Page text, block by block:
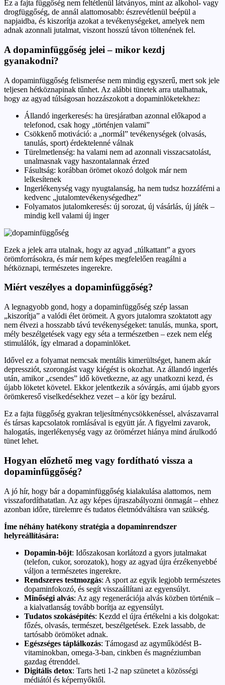
Ez a fajta függőség nem feltétlenül látványos, mint az alkohol- vagy
drogfüggőség, de annál alattomosabb: észrevétlenül beépül a
napjaidba, és kiszorítja azokat a tevékenységeket, amelyek nem
adnak azonnali jutalmat, viszont hosszú távon töltenének fel.
A dopaminfüggőség jelei – mikor kezdj
gyanakodni?
A dopaminfüggőség felismerése nem mindig egyszerű, mert sok jele
teljesen hétköznapinak tűnhet. Az alábbi tünetek arra utalhatnak,
hogy az agyad túlságosan hozzászokott a dopaminlöketekhez:
Állandó ingerkeresés: ha üresjáratban azonnal előkapod a
telefonod, csak hogy „történjen valami”
Csökkenő motiváció: a „normál” tevékenységek (olvasás,
tanulás, sport) érdektelenné válnak
Türelmetlenség: ha valami nem ad azonnali visszacsatolást,
unalmasnak vagy haszontalannak érzed
Fásultság: korábban örömet okozó dolgok már nem
lelkesítenek
Ingerlékenység vagy nyugtalanság, ha nem tudsz hozzáférni a
kedvenc „jutalomtevékenységedhez”
Folyamatos jutalomkeresés: új sorozat, új vásárlás, új játék –
mindig kell valami új inger
Ezek a jelek arra utalnak, hogy az agyad „túlkattant” a gyors
örömforrásokra, és már nem képes megfelelően reagálni a
hétköznapi, természetes ingerekre.
Miért veszélyes a dopaminfüggőség?
A legnagyobb gond, hogy a dopaminfüggőség szép lassan
„kiszorítja” a valódi élet örömeit. A gyors jutalomra szoktatott agy
nem élvezi a hosszabb távú tevékenységeket: tanulás, munka, sport,
mély beszélgetések vagy egy séta a természetben – ezek nem elég
stimulálók, így elmarad a dopaminlöket.
Idővel ez a folyamat nemcsak mentális kimerültséget, hanem akár
depressziót, szorongást vagy kiégést is okozhat. Az állandó ingerlés
után, amikor „csendes” idő következne, az agy unatkozni kezd, és
újabb löketet követel. Ekkor jelentkezik a sóvárgás, ami újabb gyors
örömkereső viselkedésekhez vezet – a kör így bezárul.
Ez a fajta függőség gyakran teljesítménycsökkenéssel, alvászavarral
és társas kapcsolatok romlásával is együtt jár. A figyelmi zavarok,
halogatás, ingerlékenység vagy az örömérzet hiánya mind árulkodó
tünet lehet.
Hogyan előzhető meg vagy fordítható vissza a
dopaminfüggőség?
A jó hír, hogy bár a dopaminfüggőség kialakulása alattomos, nem
visszafordíthatatlan. Az agy képes újraszabályozni önmagát – ehhez
azonban időre, türelemre és tudatos életmódváltásra van szükség.
Íme néhány hatékony stratégia a dopaminrendszer
helyreállítására:
Dopamin-böjt: Időszakosan korlátozd a gyors jutalmakat
(telefon, cukor, sorozatok), hogy az agyad újra érzékenyebbé
váljon a természetes ingerekre.
Rendszeres testmozgás: A sport az egyik legjobb természetes
dopaminfokozó, és segít visszaállítani az egyensúlyt.
Minőségi alvás: Az agy regenerációja alvás közben történik –
a kialvatlanság tovább borítja az egyensúlyt.
Tudatos szokásépítés: Kezdd el újra értékelni a kis dolgokat:
főzés, olvasás, természet, beszélgetések. Ezek lassabb, de
tartósabb örömöket adnak.
Egészséges táplálkozás: Támogasd az agyműködést B-
vitaminokban, omega-3-ban, cinkben és magnéziumban
gazdag étrenddel.
Digitális detox: Tarts heti 1-2 nap szünetet a közösségi
médiától és képernyőktől.